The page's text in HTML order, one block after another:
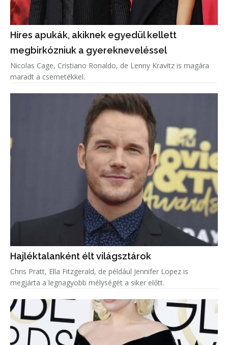
Híres apukák, akiknek egyedül kellett
megbirkózniuk a gyerekneveléssel
Nicolas Cage, Cristiano Ronaldo, de Lenny Kravitz is magára
maradt a csemetékkel.
Hajléktalanként élt világsztárok
Chris Pratt, Ella Fitzgerald, de például Jennifer Lopez is
megjárta a legnagyobb mélységét a siker előtt.